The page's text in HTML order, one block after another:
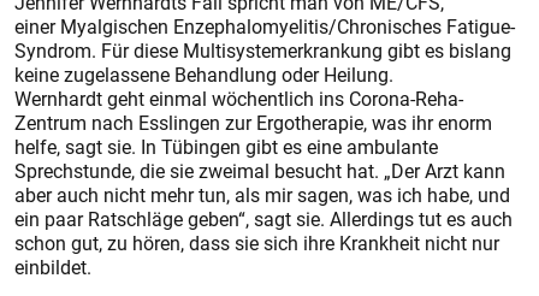
einer Myalgischen Enzephalomyelitis/Chronisches Fatigue-
Syndrom. Für diese Multisystemerkrankung gibt es bislang
keine zugelassene Behandlung oder Heilung.
Wernhardt geht einmal wöchentlich ins Corona-Reha-
Zentrum nach Esslingen zur Ergotherapie, was ihr enorm
helfe, sagt sie. In Tübingen gibt es eine ambulante
Sprechstunde, die sie zweimal besucht hat. „Der Arzt kann
aber auch nicht mehr tun, als mir sagen, was ich habe, und
ein paar Ratschläge geben“, sagt sie. Allerdings tut es auch
schon gut, zu hören, dass sie sich ihre Krankheit nicht nur
einbildet.